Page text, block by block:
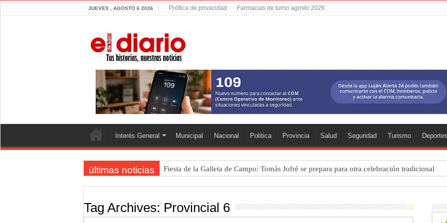
JUEVES , AGOSTO 6 2026 Política de privacidad Farmacias de turno agosto 2026
Interés General Municipal Nacional Politica Provincia Salud Seguridad Turismo
ültimas noticias Fiesta de la Galleta de Campo: Tomás Jofré se prepara para otra celebración tradicional
Luján volvió al Campeonato Provincial de bochas
Torres se prepara para una nueva fiesta gastronómica
Patentes: La Provincia lanzó un asistente virtual para consultar infracciones por WhatsApp
Tag Archives: Provincial 6